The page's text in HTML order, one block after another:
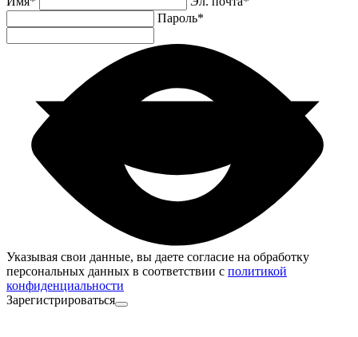
Пароль*
Указывая свои данные, вы даете согласие на обработку
персональных данных в соответствии с политикой
конфиденциальности
Зарегистрироваться